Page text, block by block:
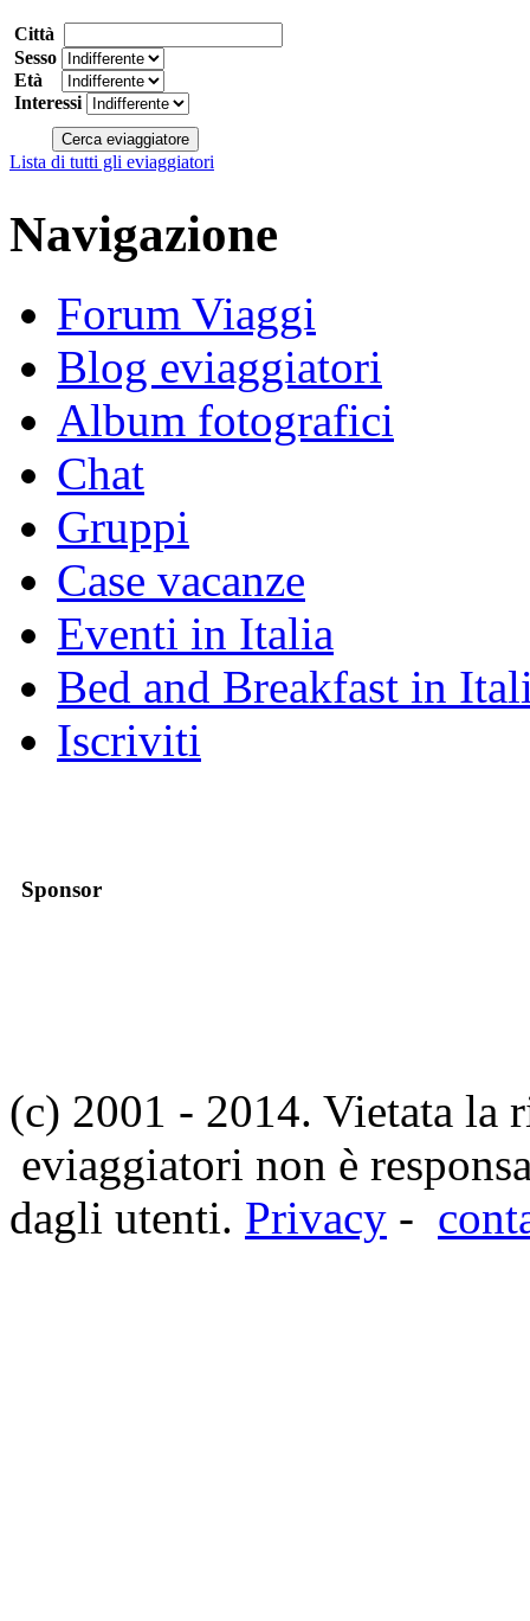
Città
Sesso
Età
Interessi
Lista di tutti gli eviaggiatori
Navigazione
Forum Viaggi
Blog eviaggiatori
Album fotografici
Chat
Gruppi
Case vacanze
Eventi in Italia
Bed and Breakfast in
Iscriviti
Sponsor
(c) 2001 - 2014. Vietata la
eviaggiatori non è
dagli utenti. Privacy -